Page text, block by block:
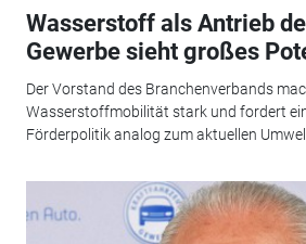
Wasserstoff als Antrieb
Gewerbe sieht großes
Der Vorstand des Branchenverbands
Wasserstoffmobilität stark und fordert
Förderpolitik analog zum aktuellen